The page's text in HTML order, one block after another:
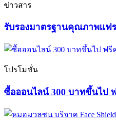
ข่าวสาร
รับรองมาตรฐานคุณภาพแฟ
โปรโมชั่น
ซื้อออนไลน์ 300 บาทขึ้นไป